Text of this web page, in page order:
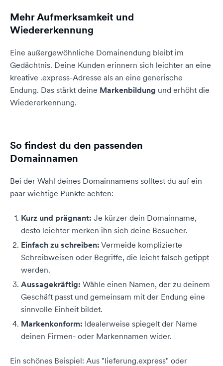
Mehr Aufmerksamkeit und
Wiedererkennung
Eine außergewöhnliche Domainendung bleibt im
Gedächtnis. Deine Kunden erinnern sich leichter an eine
kreative .express-Adresse als an eine generische
Endung. Das stärkt deine Markenbildung und erhöht die
Wiedererkennung.
So findest du den passenden
Domainnamen
Bei der Wahl deines Domainnamens solltest du auf ein
paar wichtige Punkte achten:
Kurz und prägnant: Je kürzer dein Domainname,
desto leichter merken ihn sich deine Besucher.
Einfach zu schreiben: Vermeide komplizierte
Schreibweisen oder Begriffe, die leicht falsch getippt
werden.
Aussagekräftig: Wähle einen Namen, der zu deinem
Geschäft passt und gemeinsam mit der Endung eine
sinnvolle Einheit bildet.
Markenkonform: Idealerweise spiegelt der Name
deinen Firmen- oder Markennamen wider.
Ein schönes Beispiel: Aus "lieferung.express" oder